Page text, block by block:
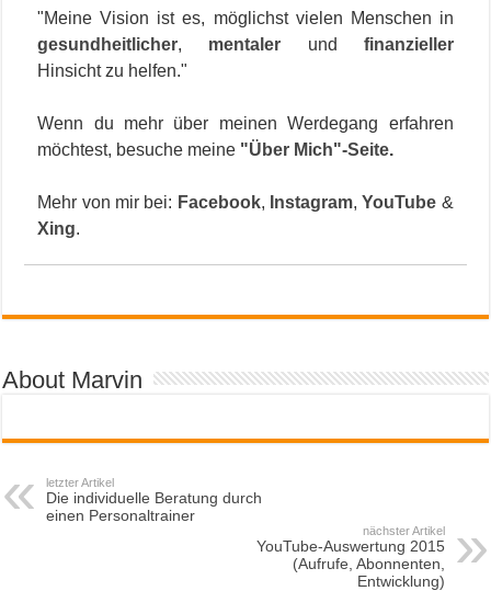
"Meine Vision ist es, möglichst vielen Menschen in
gesundheitlicher, mentaler und finanzieller
Hinsicht zu helfen."
Wenn du mehr über meinen Werdegang erfahren
möchtest, besuche meine "Über Mich"-Seite.
Mehr von mir bei: Facebook, Instagram,YouTube &
Xing.
About Marvin
letzter Artikel
Die individuelle Beratung durch
einen Personaltrainer
nächster Artikel
YouTube-Auswertung 2015
(Aufrufe, Abonnenten,
Entwicklung)